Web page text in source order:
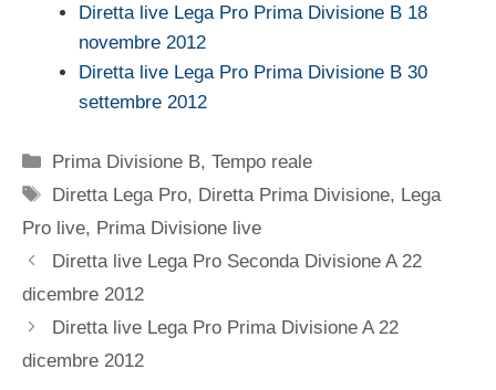
Diretta live Lega Pro Prima Divisione B 18
novembre 2012
Diretta live Lega Pro Prima Divisione B 30
settembre 2012
Categorie
Prima Divisione B,Tempo reale
Tag
Diretta Lega Pro, Diretta Prima Divisione, Lega
Pro live, Prima Divisione live
Diretta live Lega Pro Seconda Divisione A 22
dicembre 2012
Diretta live Lega Pro Prima Divisione A 22
dicembre 2012